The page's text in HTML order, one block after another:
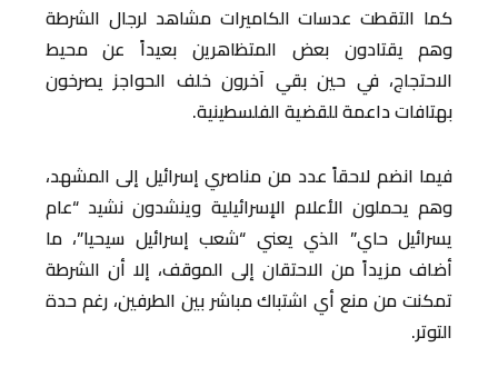
كما التقطت عدسات الكاميرات مشاهد لرجال الشرطة
وهم يقتادون بعض المتظاهرين بعيداً عن محيط
الاحتجاج، في حين بقي آخرون خلف الحواجز يصرخون
بهتافات داعمة للقضية الفلسطينية.
فيما انضم لاحقاً عدد من مناصري إسرائيل إلى المشهد،
وهم يحملون الأعلام الإسرائيلية وينشدون نشيد “عام
يسرائيل حاي” الذي يعني “شعب إسرائيل سيحيا”، ما
أضاف مزيداً من الاحتقان إلى الموقف، إلا أن الشرطة
تمكنت من منع أي اشتباك مباشر بين الطرفين، رغم حدة
التوتر.